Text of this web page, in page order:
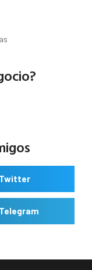
Twitter
Telegram